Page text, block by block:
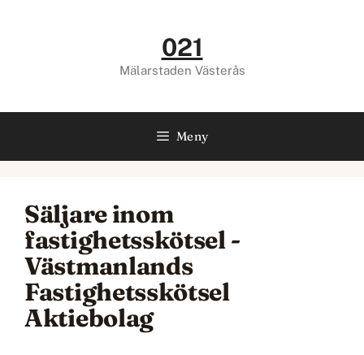
021
Mälarstaden Västerås
Meny
Säljare inom
fastighetsskötsel -
Västmanlands
Fastighetsskötsel
Aktiebolag